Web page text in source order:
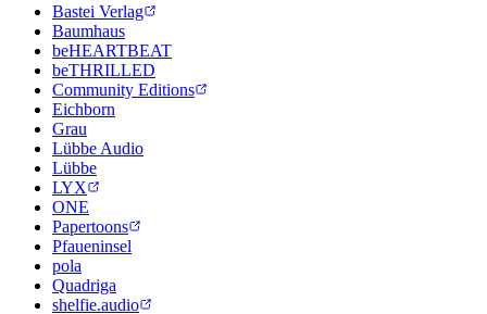
Bastei Verlag
Baumhaus
beHEARTBEAT
beTHRILLED
Community Editions
Eichborn
Grau
Lübbe Audio
Lübbe
LYX
ONE
Papertoons
Pfaueninsel
pola
Quadriga
shelfie.audio